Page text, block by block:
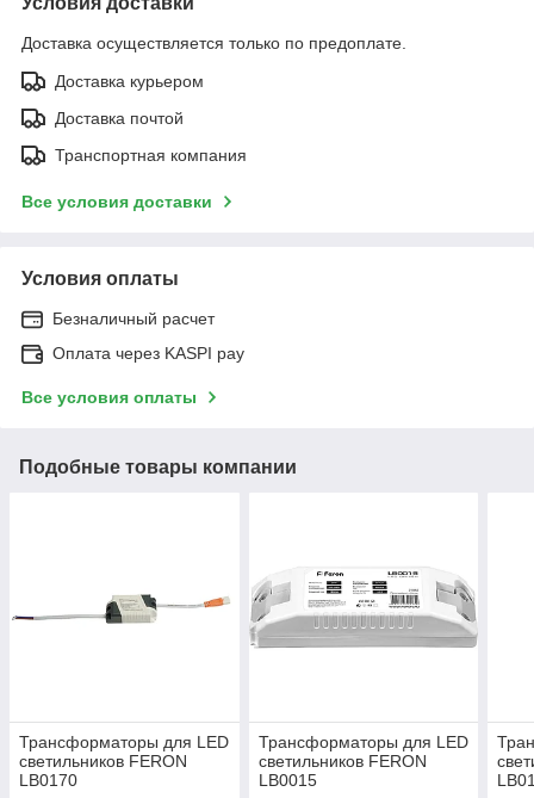
Доставка осуществляется только по предоплате.
Доставка курьером
Доставка почтой
Транспортная компания
Все условия доставки
Условия оплаты
Безналичный расчет
Оплата через KASPI pay
Все условия оплаты
Подобные товары компании
Трансформаторы для LED
светильников FERON
LB0170
Трансформаторы для LED
светильников FERON
LB0015